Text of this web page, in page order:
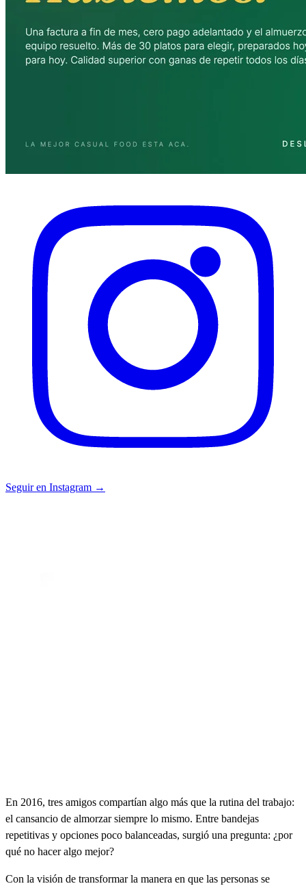
Seguir en Instagram →
En 2016, tres amigos compartían algo más que la rutina del trabajo:
el cansancio de almorzar siempre lo mismo. Entre bandejas
repetitivas y opciones poco balanceadas, surgió una pregunta: ¿por
qué no hacer algo mejor?
Con la visión de transformar la manera en que las personas se